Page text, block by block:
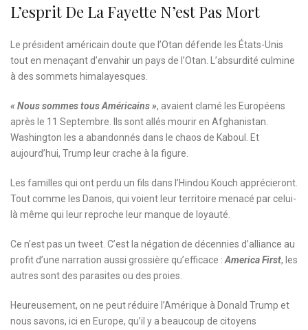
L’esprit De La Fayette N’est Pas Mort
Le président américain doute que l’Otan défende les États-Unis
tout en menaçant d’envahir un pays de l’Otan. L’absurdité culmine
à des sommets himalayesques.
« Nous sommes tous Américains », avaient clamé les Européens
après le 11 Septembre. Ils sont allés mourir en Afghanistan.
Washington les a abandonnés dans le chaos de Kaboul. Et
aujourd’hui, Trump leur crache à la figure.
Les familles qui ont perdu un fils dans l’Hindou Kouch apprécieront.
Tout comme les Danois, qui voient leur territoire menacé par celui-
là même qui leur reproche leur manque de loyauté.
Ce n’est pas un tweet. C’est la négation de décennies d’alliance au
profit d’une narration aussi grossière qu’efficace : America First, les
autres sont des parasites ou des proies.
Heureusement, on ne peut réduire l’Amérique à Donald Trump et
nous savons, ici en Europe, qu’il y a beaucoup de citoyens